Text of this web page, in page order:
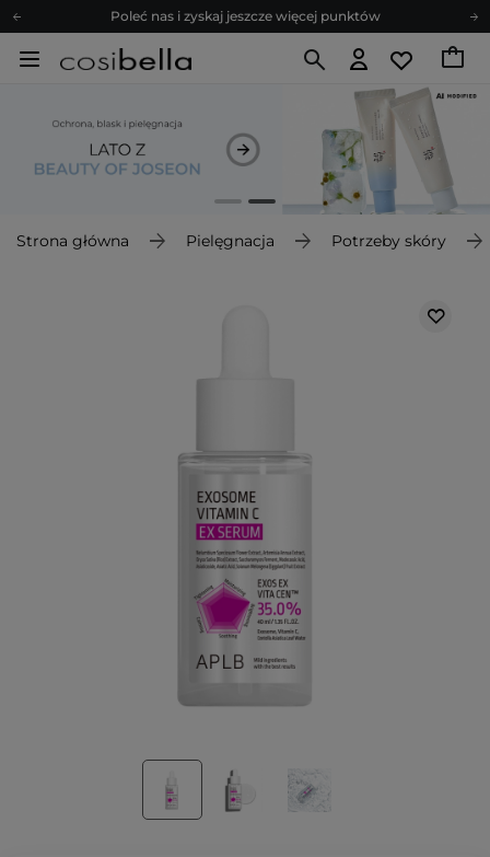
Poleć nas i zyskaj jeszcze więcej punktów
Zapisz się na newsletter pełen porad
Z nami to możliwe! Realizacja zamówienia do 24h.
Poleć nas i zyskaj jeszcze więcej punktów
Zapisz się na newsletter pełen porad
Strona główna Pielęgnacja Potrzeby skóry